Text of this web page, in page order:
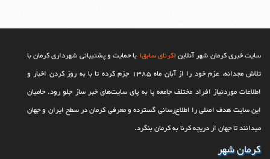
سایت خبری کرمان شهر آنلاین(کرنای سابق) با حمایت و پشتیبانی شهرداری کرمان با
تلاش مجدانه، عزم خود را از آبان ماه 1385 جزم کرده تا با به روز کردن اخبار و
اطلاعات موردنیاز افراد مختلف جامعه پا به پای سایت‌های خبر ساز جلو رود. حامیان
این سایت هدف اصلی را اطلاع‌رسانی گسترده و معرفی کرمان در سطح ایران و جهان
می‎‏دانند تا جهان از دریچه کرنا به کرمان بنگرد.
کرمان شهر